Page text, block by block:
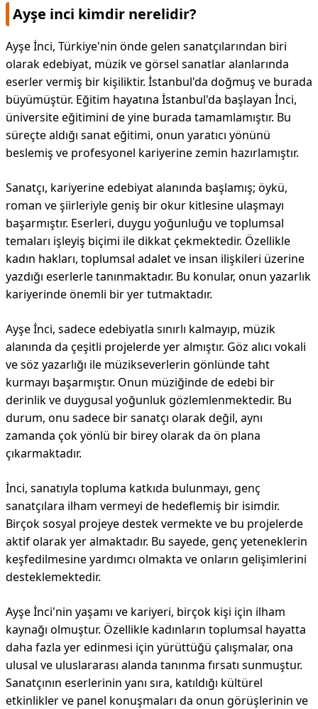
Ayşe inci kimdir nerelidir?
Ayşe İnci, Türkiye'nin önde gelen sanatçılarından biri
olarak edebiyat, müzik ve görsel sanatlar alanlarında
eserler vermiş bir kişiliktir. İstanbul'da doğmuş ve burada
büyümüştür. Eğitim hayatına İstanbul'da başlayan İnci,
üniversite eğitimini de yine burada tamamlamıştır. Bu
süreçte aldığı sanat eğitimi, onun yaratıcı yönünü
beslemiş ve profesyonel kariyerine zemin hazırlamıştır.
Sanatçı, kariyerine edebiyat alanında başlamış; öykü,
roman ve şiirleriyle geniş bir okur kitlesine ulaşmayı
başarmıştır. Eserleri, duygu yoğunluğu ve toplumsal
temaları işleyiş biçimi ile dikkat çekmektedir. Özellikle
kadın hakları, toplumsal adalet ve insan ilişkileri üzerine
yazdığı eserlerle tanınmaktadır. Bu konular, onun yazarlık
kariyerinde önemli bir yer tutmaktadır.
Ayşe İnci, sadece edebiyatla sınırlı kalmayıp, müzik
alanında da çeşitli projelerde yer almıştır. Göz alıcı vokali
ve söz yazarlığı ile müzikseverlerin gönlünde taht
kurmayı başarmıştır. Onun müziğinde de edebi bir
derinlik ve duygusal yoğunluk gözlemlenmektedir. Bu
durum, onu sadece bir sanatçı olarak değil, aynı
zamanda çok yönlü bir birey olarak da ön plana
çıkarmaktadır.
İnci, sanatıyla topluma katkıda bulunmayı, genç
sanatçılara ilham vermeyi de hedeflemiş bir isimdir.
Birçok sosyal projeye destek vermekte ve bu projelerde
aktif olarak yer almaktadır. Bu sayede, genç yeteneklerin
keşfedilmesine yardımcı olmakta ve onların gelişimlerini
desteklemektedir.
Ayşe İnci'nin yaşamı ve kariyeri, birçok kişi için ilham
kaynağı olmuştur. Özellikle kadınların toplumsal hayatta
daha fazla yer edinmesi için yürüttüğü çalışmalar, ona
ulusal ve uluslararası alanda tanınma fırsatı sunmuştur.
Sanatçının eserlerinin yanı sıra, katıldığı kültürel
etkinlikler ve panel konuşmaları da onun görüşlerinin ve